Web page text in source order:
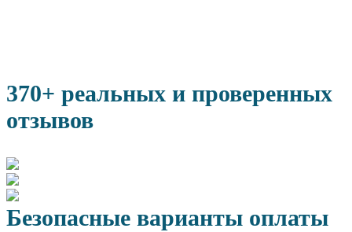
370+ реальных и проверенных
отзывов
Безопасные варианты оплаты